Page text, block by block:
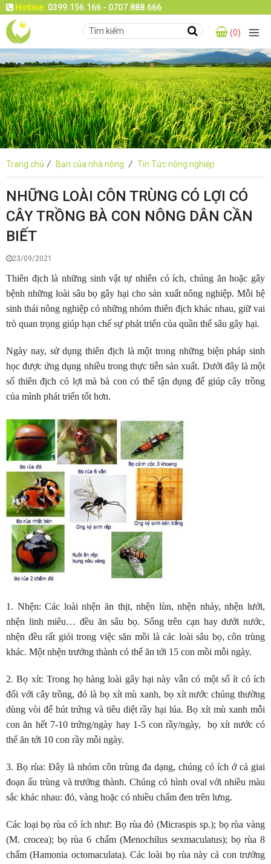
Hotline: 0399.156.166 - 0707.888.666
(0)
Trang chủ / Bạn của nhà nông / Tin Tức nông nghiệp
NHỮNG LOÀI CÔN TRÙNG CÓ LỢI CÓ
CÂY TRỒNG BÀ CON NÔNG DÂN CẦN
BIẾT
23/09/2021
Thiên địch là những sinh vật tự nhiên có ích, chúng ăn hoặc gây
bệnh những loài sâu bọ gây hại cho sản xuất nông nghiệp. Mỗi hệ
sinh thái nông nghiệp có những nhóm thiên địch khác nhau, giữ vai
trò quan trọng giúp hạn chế sự phát triển của quần thể sâu gây hại.
Ngày nay, sử dụng thiên địch là một trong những biện pháp sinh
học được ứng dụng nhiều trong thực tiễn sản xuất. Dưới đây là một
số thiên địch có lợi mà bà con có thể tận dụng để giúp cây trồng
của mình phát triển tốt hơn.
1. Nhện: Các loài nhện ăn thịt, nhện lùn, nhện nhảy, nhện lưới,
nhện linh miêu… đều ăn sâu bọ. Sống trên cạn hay dưới nước,
nhện đều rất giỏi trong việc săn mồi là các loài sâu bọ, côn trùng
khác. Một nhện trưởng thành có thể ăn tới 15 con mồi mỗi ngày.
2. Bọ xít: Trong họ hàng loài gây hại này vẫn có một số ít có ích
đối với cây trồng, đó là bọ xít mù xanh, bọ xít nước chúng thường
dùng vòi để hút trứng và tiêu diệt rầy hại lúa. Bọ xít mù xanh mỗi
con ăn hết 7-10 trứng/ngày hay 1-5 con rầy/ngày, bọ xít nước có
thể ăn tới 10 con rầy mỗi ngày.
3. Bọ rùa: Đây là nhóm côn trùng đa dạng, chúng có ích ở cả giai
đoạn ấu trùng và trưởng thành. Chúng có hình oval với nhiều màu
sắc khác nhau: đỏ, vàng hoặc có nhiều chấm đen trên lưng.
Các loại bọ rùa có ích như: Bọ rùa đỏ (Micraspis sp.); bọ rùa vàng
(M. crocea); bọ rùa 6 chấm (Menochilus sexmaculatus); bọ rùa 8
chấm (Hamonia octomaculata). Các loài bọ rùa này cả con trưởng